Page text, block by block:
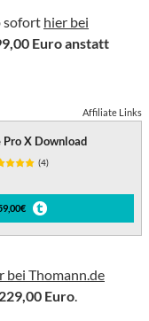
sofort hier bei
Euro anstatt
Affiliate Links
X Download
(4)
bei Thomann.de
Euro.